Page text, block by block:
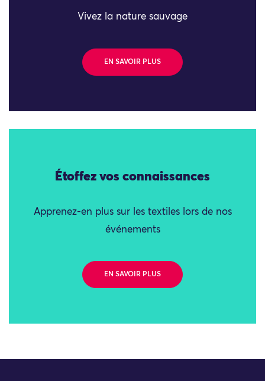
Vivez la nature sauvage
EN SAVOIR PLUS
Étoffez vos connaissances
Apprenez-en plus sur les textiles lors de nos
événements
EN SAVOIR PLUS